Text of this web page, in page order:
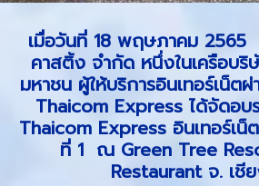
เมื่อวันที่ 18 พฤษภาคม
คาสติ้ง จำกัด หนึ่งในเครือบริ
มหาชน ผู้ให้บริการอินเทอร์เน็ตผ่
Thaicom Express ได้จัดอ
Thaicom Express อินเทอร์เน็
ที่ 1 ณ Green Tree
Restaurant จ. เชี